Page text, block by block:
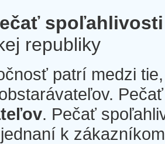
spoľahlivosti
republiky
patrí medzi
. Pečať
k